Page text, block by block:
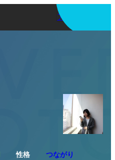
アプリを使う
性格 つながり